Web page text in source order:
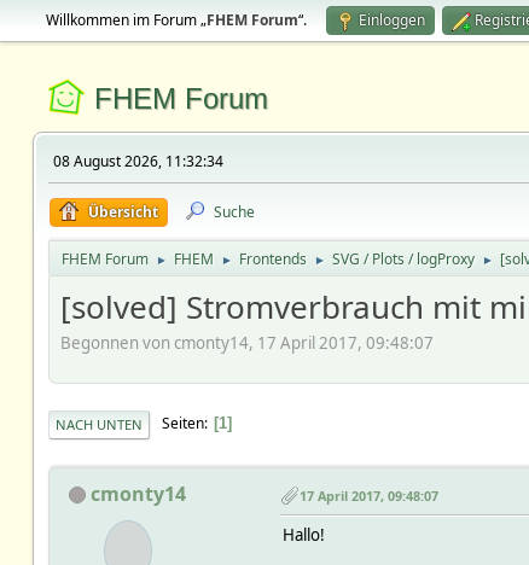
Willkommen im Forum „FHEM Forum“. Einloggen
FHEM Forum
08 August 2026, 11:32:34
Übersicht Suche
FHEM Forum ► FHEM ► Frontends ► SVG / Plots / logProxy ►
[solved] Stromverbrauch mit
Begonnen von cmonty14, 17 April 2017, 09:48:07
NACH UNTEN Seiten 1
cmonty14 17 April 2017, 09:48:07
Hallo!